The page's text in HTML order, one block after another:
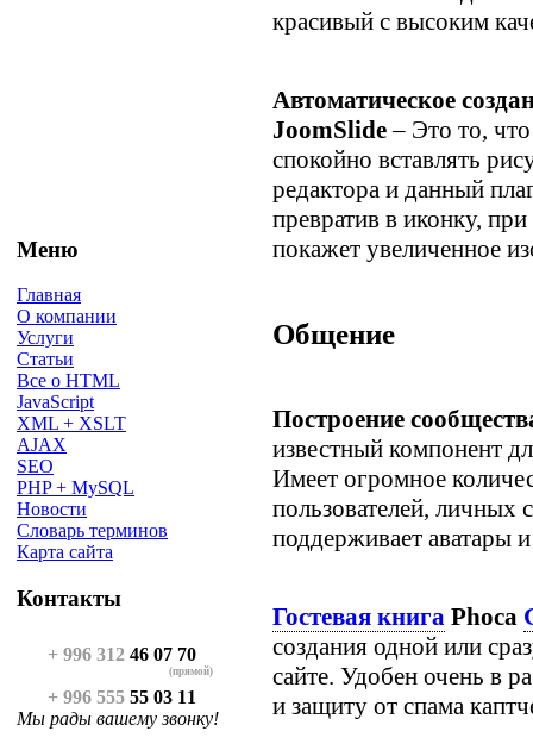
Меню
Главная
О компании
Услуги
Статьи
Все о HTML
JavaScript
XML + XSLT
AJAX
SEO
PHP + MySQL
Новости
Словарь терминов
Карта сайта
Контакты
+ 996 312 46 07 70
(прямой)
+ 996 555 55 03 11
Мы рады вашему звонку!
красивый с высоким
Автоматическое
JoomSlide– Это то,
спокойно вставлять
редактора и данный
превратив в иконку,
покажет увеличенное
Общение
Построение
известный компонент
Имеет огромное
пользователей, личных
поддерживает аватары
Гостевая книга Phoca
создания одной или
сайте. Удобен очень в
и защиту от спама